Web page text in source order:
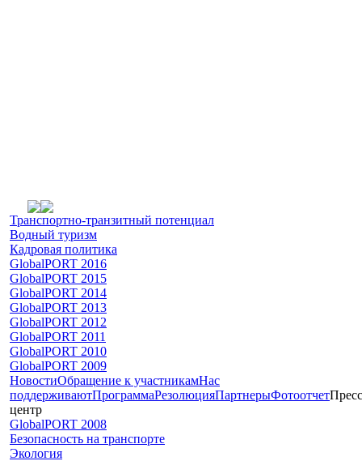
Транспортно-транзитный потенциал
Водный туризм
Кадровая политика
GlobalPORT 2016
GlobalPORT 2015
GlobalPORT 2014
GlobalPORT 2013
GlobalPORT 2012
GlobalPORT 2011
GlobalPORT 2010
GlobalPORT 2009
НовостиОбращение к участникамНас
поддерживаютПрограммаРезолюцияПартнерыФотоотчет
центр
GlobalPORT 2008
Безопасность на транспорте
Экология